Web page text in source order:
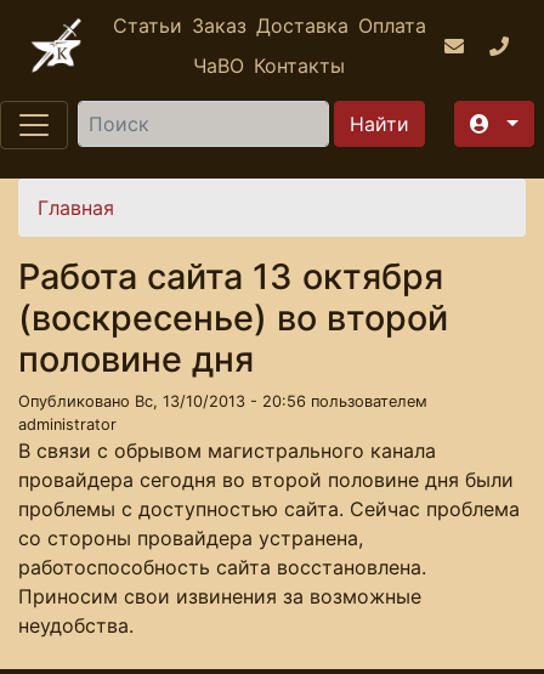
Перейти к основному содержанию
Статьи Заказ Доставка Оплата
ЧаВО Контакты
Найти
Вы здесь
Главная
Работа сайта 13 октября
(воскресенье) во второй
половине дня
Опубликовано Вс, 13/10/2013 - 20:56 пользователем
administrator
В связи с обрывом магистрального канала
провайдера сегодня во второй половине дня были
проблемы с доступностью сайта. Сейчас проблема
со стороны провайдера устранена,
работоспособность сайта восстановлена.
Приносим свои извинения за возможные
неудобства.